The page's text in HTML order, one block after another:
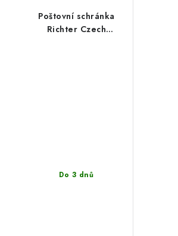
Poštovní schránka
Richter Czech
Do 3 dnů